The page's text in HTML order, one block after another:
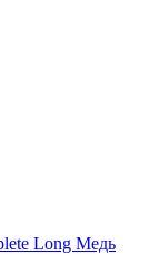
Long Медь